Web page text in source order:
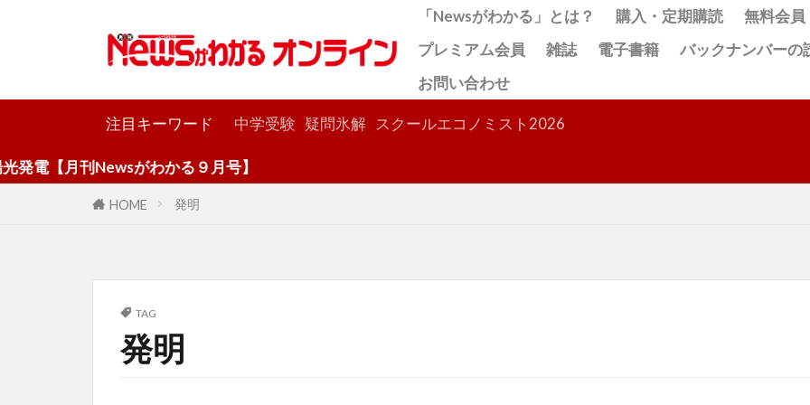
「Newsがわかる」とは？ 購入・定期購読
無料会員
プレミアム会員
雑誌 電子書籍
バックナンバーの
お問い合わせ
注目キーワード 中学受験 疑問氷解 スクールエコノミスト2026
【月刊Newsがわかる９月号】
HOME 発明
TAG
発明
検索